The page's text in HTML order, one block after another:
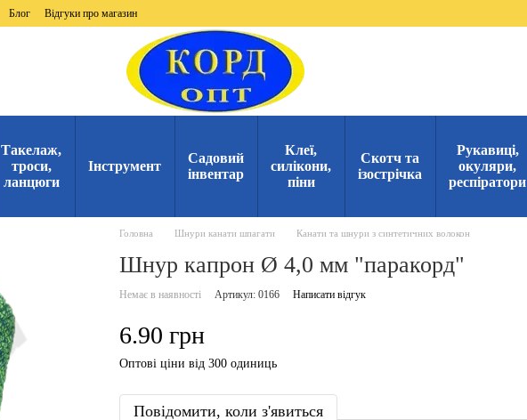
Блог Відгуки про магазин
Такелаж,
троси,
ланцюги
Інструмент
Садовий
інвентар
Клеї,
силікони,
піни
Скотч та
ізострічка
Рукавиці,
окуляри,
респіратори
Головна Шнури канати шпагати Канати та шнури з синтетичних волокон
Шнур капрон Ø 4,0 мм "паракорд"
Немає в наявності Артикул: 0166 Написати відгук
6.90 грн
Оптові ціни від 300 одиниць
Повідомити, коли з'явиться